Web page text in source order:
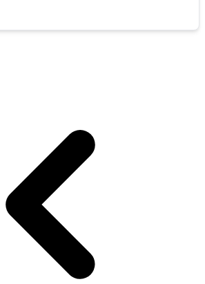
вращения с предохранительным
с 3-годовой гарантией. Стрела
различными насадками